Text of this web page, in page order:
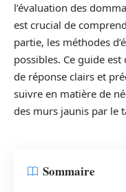
l’évaluation des
est crucial de
partie, les méthodes
possibles. Ce guide
de réponse clairs et
suivre en matière de
des murs jaunis par le
Sommaire